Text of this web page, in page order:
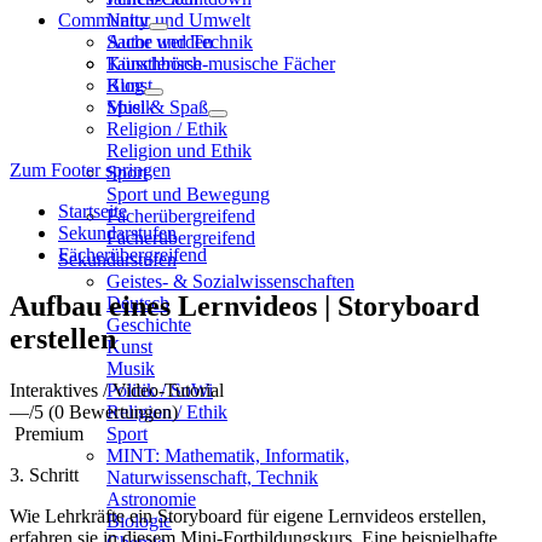
Natur und Umwelt
Sache und Technik
Künstlerisch-musische Fächer
Kunst
Musik
Religion / Ethik
Religion und Ethik
Sport
Sport und Bewegung
Fächerübergreifend
Fächerübergreifend
Sekundarstufen
Geistes- & Sozialwissenschaften
Deutsch
Geschichte
Kunst
Musik
Politik / SoWi
Religion / Ethik
Sport
MINT: Mathematik, Informatik,
Naturwissenschaft, Technik
Astronomie
Biologie
Community
Autor werden
Tauschbörse
Blog
Spiel & Spaß
Zum Footer springen
Startseite
Sekundarstufen
Fächerübergreifend
Aufbau eines Lernvideos | Storyboard
erstellen
Interaktives / Video-Tutorial
—/5 (0 Bewertungen)
Premium
3. Schritt
Wie Lehrkräfte ein Storyboard für eigene Lernvideos erstellen,
erfahren sie in diesem Mini-Fortbildungskurs. Eine beispielhafte